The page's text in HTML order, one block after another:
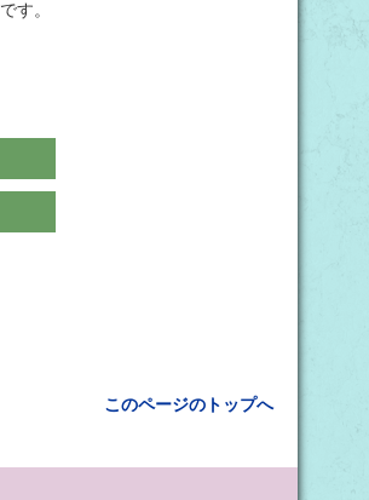
す。
このページのトップへ